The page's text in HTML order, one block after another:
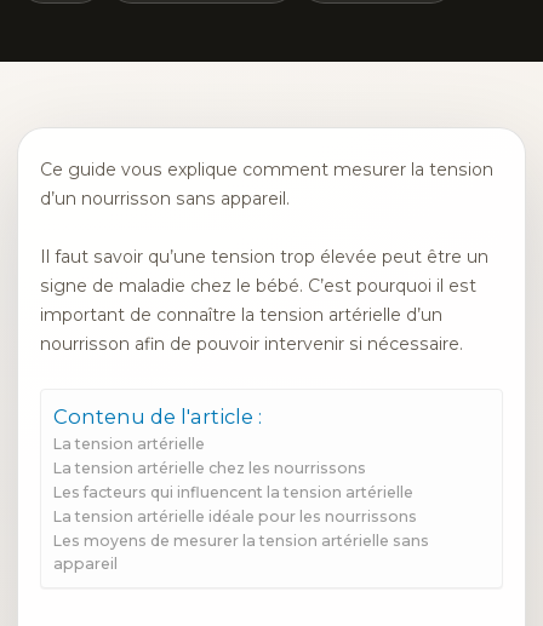
Ce guide vous explique comment mesurer la tension
d’un nourrisson sans appareil.
Il faut savoir qu’une tension trop élevée peut être un
signe de maladie chez le bébé. C’est pourquoi il est
important de connaître la tension artérielle d’un
nourrisson afin de pouvoir intervenir si nécessaire.
Contenu de l'article :
La tension artérielle
La tension artérielle chez les nourrissons
Les facteurs qui influencent la tension artérielle
La tension artérielle idéale pour les nourrissons
Les moyens de mesurer la tension artérielle sans
appareil